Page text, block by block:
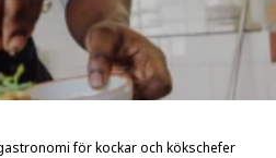
för kockar och kökschefer